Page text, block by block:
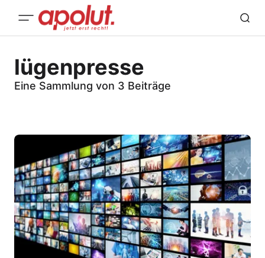
lügenpresse
Eine Sammlung von 3 Beiträge